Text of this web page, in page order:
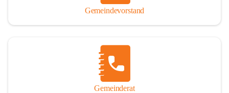
Jahrhunderte, ja Jahrtausende alte Geschichte von der Steinzeit
einladen.
Gemeindevorstand
Gemeinderat